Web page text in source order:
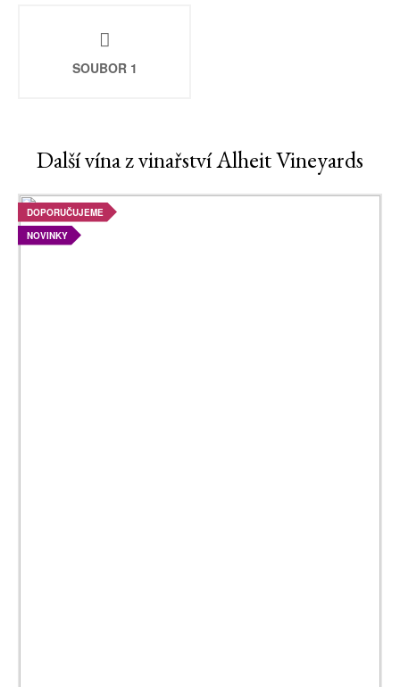
SOUBOR 1
Další vína z vinařství Alheit Vineyards
DOPORUČUJEME
NOVINKY